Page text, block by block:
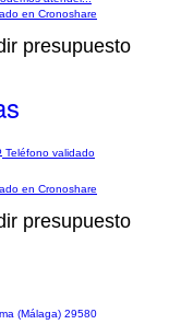
en Cronoshare
presupuesto
Teléfono validado
en Cronoshare
presupuesto
(Málaga) 29580